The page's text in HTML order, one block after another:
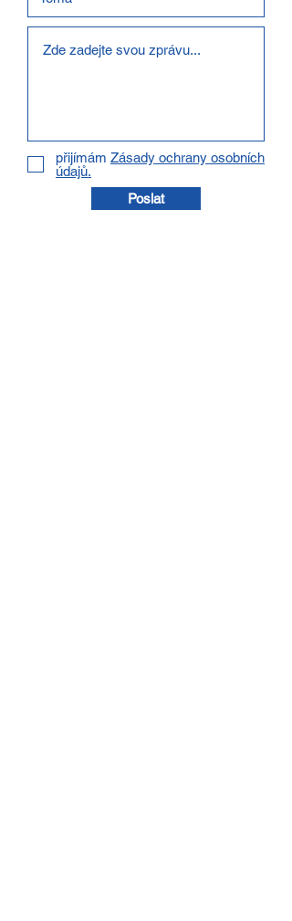
přijímám Zásady ochrany osobních
údajů.
Poslat